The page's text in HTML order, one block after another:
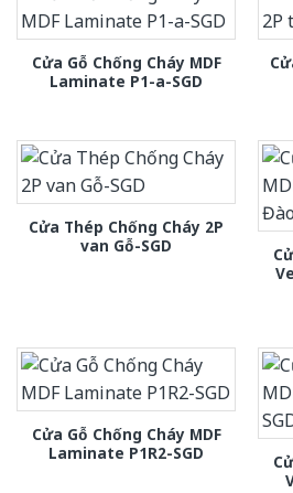
Cửa Gỗ Chống Cháy MDF
Laminate P1-a-SGD
Cửa Thép Chống Cháy 2P
van Gỗ-SGD
Cửa Gỗ Chống Cháy MDF
Laminate P1R2-SGD